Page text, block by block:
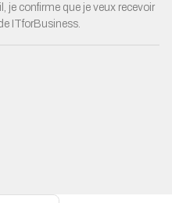
je confirme que je veux recevoir
ITforBusiness.